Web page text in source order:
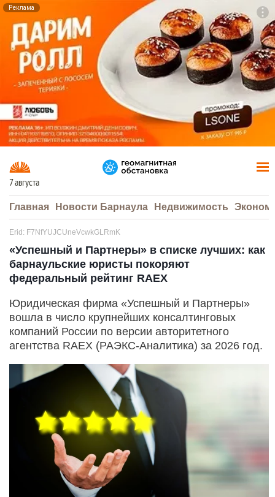
Реклама
7 августа
Главная Новости Барнаула Недвижимость
Erid: F7NfYUJCUneVcwkGLRmK
«Успешный и Партнеры» в списке лучших: как
барнаульские юристы покоряют
федеральный рейтинг RAEX
Юридическая фирма «Успешный и Партнеры»
вошла в число крупнейших консалтинговых
компаний России по версии авторитетного
агентства RAEX (РАЭКС-Аналитика) за 2026 год.